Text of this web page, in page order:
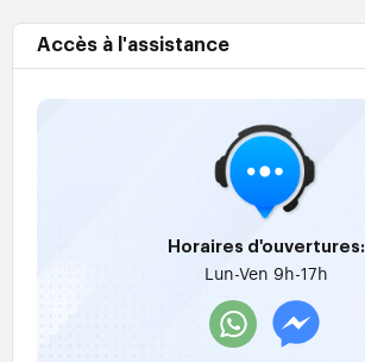
Accès à l'assistance
Horaires d'ouvertures:
Lun-Ven 9h-17h